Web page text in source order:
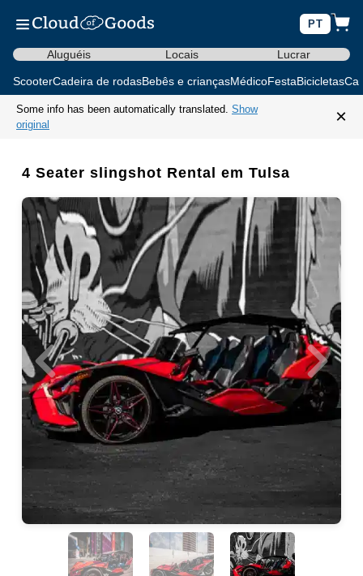
PT
Aluguéis Locais Lucrar
ScooterCadeira de rodasBebês e criançasMédicoFestaBicicletas
Some info has been automatically translated. Show
original
×
4 Seater slingshot Rental em Tulsa